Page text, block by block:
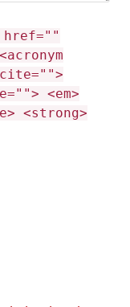
href=""
<em>
<strong>